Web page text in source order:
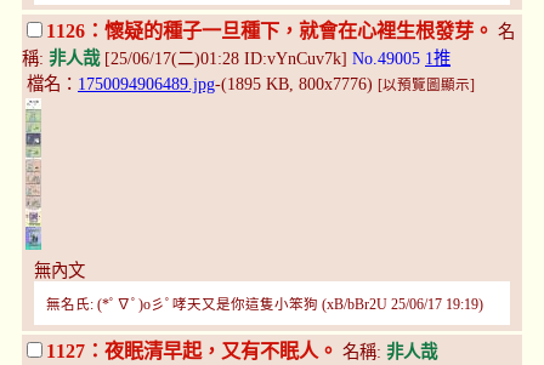
1126：懷疑的種子一旦種下，就會在心裡生根發芽。 名
稱: 非人哉[25/06/17(二)01:28 ID:vYnCuv7k] No.49005 1推
檔名： 1750094906489.jpg-(1895 KB, 800x7776) [以預覽圖顯示]
無內文
無名氏: (*ﾟ∇ﾟ)o彡ﾟ哮天又是你這隻小笨狗 (xB/bBr2U 25/06/17 19:19)
1127：夜眠清早起，又有不眠人。 名稱: 非人哉